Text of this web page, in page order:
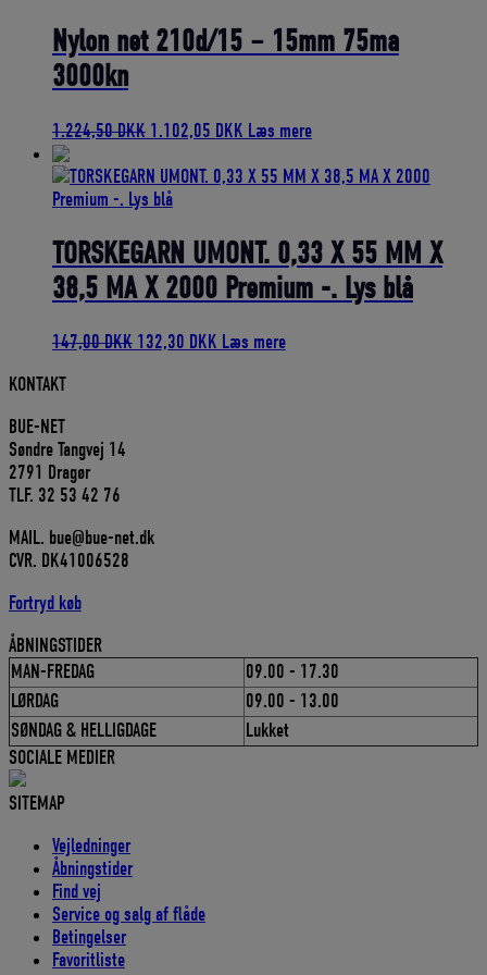
3.089,00 DKK. 2.780,10 DKK.
Nylon net 210d/15 – 15mm 75ma
3000kn
1.224,50DKK Den
pris
var:
1.102,05 DKK Den
pris
Læs mere
TORSKEGARN UMONT. 0,33 X 55 MM X
38,5 MA X 2000 Premium -. Lys blå
147,00DKK Den
132,30 DKK Den
Læs mere
KONTAKT
BUE-NET
Søndre Tangvej 14
2791 Dragør
TLF. 32 53 42 76
MAIL. bue@bue-net.dk
CVR. DK41006528
Fortryd køb
ÅBNINGSTIDER
MAN-FREDAG
09.00 - 17.30
LØRDAG
09.00 - 13.00
SØNDAG & HELLIGDAGE
Lukket
SOCIALE MEDIER
SITEMAP
Vejledninger
Åbningstider
Find vej
Service og salg af flåde
Betingelser
Favoritliste